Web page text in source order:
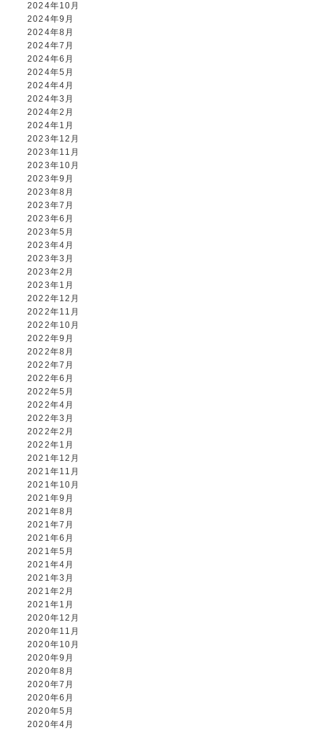
2024年10月
2024年9月
2024年8月
2024年7月
2024年6月
2024年5月
2024年4月
2024年3月
2024年2月
2024年1月
2023年12月
2023年11月
2023年10月
2023年9月
2023年8月
2023年7月
2023年6月
2023年5月
2023年4月
2023年3月
2023年2月
2023年1月
2022年12月
2022年11月
2022年10月
2022年9月
2022年8月
2022年7月
2022年6月
2022年5月
2022年4月
2022年3月
2022年2月
2022年1月
2021年12月
2021年11月
2021年10月
2021年9月
2021年8月
2021年7月
2021年6月
2021年5月
2021年4月
2021年3月
2021年2月
2021年1月
2020年12月
2020年11月
2020年10月
2020年9月
2020年8月
2020年7月
2020年6月
2020年5月
2020年4月